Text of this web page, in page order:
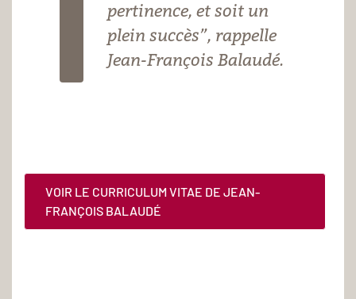
pertinence, et soit un
plein succès”, rappelle
Jean-François Balaudé.
VOIR LE CURRICULUM VITAE DE JEAN-
FRANÇOIS BALAUDÉ